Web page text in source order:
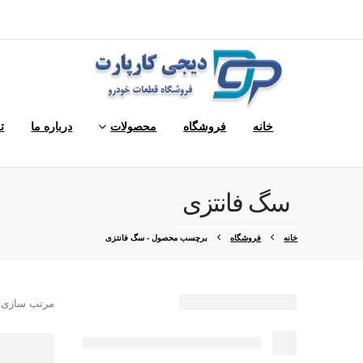
خانه فروشگاه محصولات درباره ما
سگ فانتزی
خانه فروشگاه برچسب محصول - سگ فانتزی
مرتب